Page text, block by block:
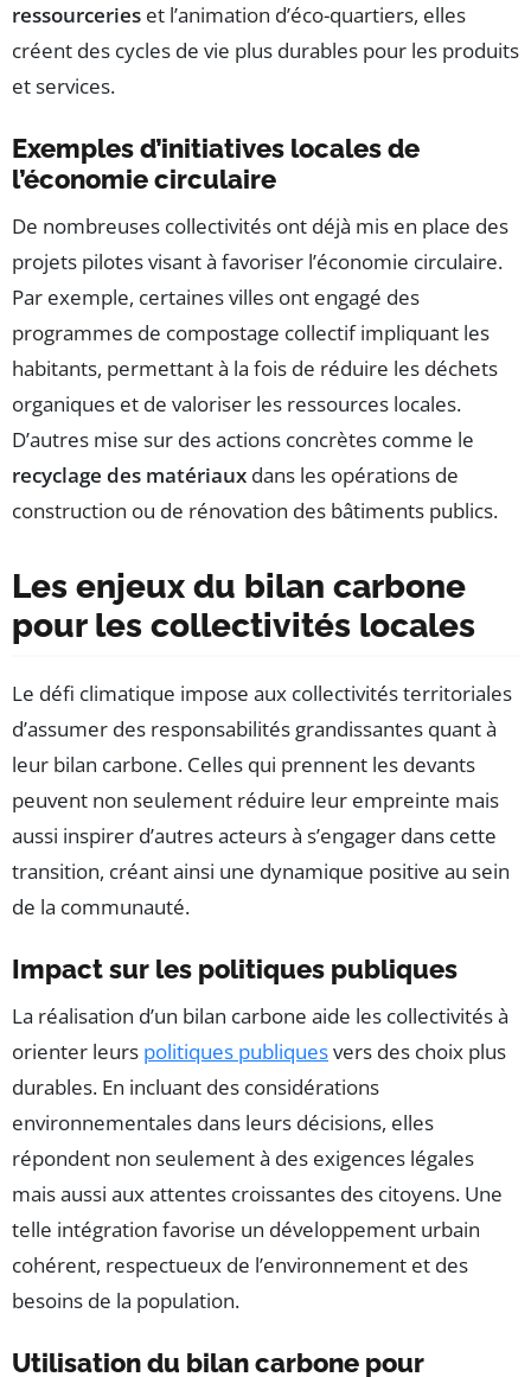
ressourceries et l’animation d’éco-quartiers, elles
créent des cycles de vie plus durables pour les produits
et services.
Exemples d’initiatives locales de
l’économie circulaire
De nombreuses collectivités ont déjà mis en place des
projets pilotes visant à favoriser l’économie circulaire.
Par exemple, certaines villes ont engagé des
programmes de compostage collectif impliquant les
habitants, permettant à la fois de réduire les déchets
organiques et de valoriser les ressources locales.
D’autres mise sur des actions concrètes comme le
recyclage des matériaux dans les opérations de
construction ou de rénovation des bâtiments publics.
Les enjeux du bilan carbone
pour les collectivités locales
Le défi climatique impose aux collectivités territoriales
d’assumer des responsabilités grandissantes quant à
leur bilan carbone. Celles qui prennent les devants
peuvent non seulement réduire leur empreinte mais
aussi inspirer d’autres acteurs à s’engager dans cette
transition, créant ainsi une dynamique positive au sein
de la communauté.
Impact sur les politiques publiques
La réalisation d’un bilan carbone aide les collectivités à
orienter leurs politiques publiquesvers des choix plus
durables. En incluant des considérations
environnementales dans leurs décisions, elles
répondent non seulement à des exigences légales
mais aussi aux attentes croissantes des citoyens. Une
telle intégration favorise un développement urbain
cohérent, respectueux de l’environnement et des
besoins de la population.
Utilisation du bilan carbone pour